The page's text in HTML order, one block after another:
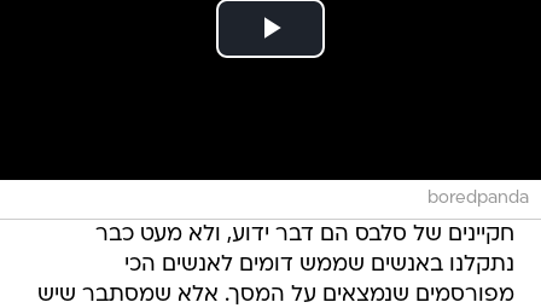
boredpanda
חקיינים של סלבס הם דבר ידוע, ולא מעט כבר
נתקלנו באנשים שממש דומים לאנשים הכי
מפורסמים שנמצאים על המסך. אלא שמסתבר שיש